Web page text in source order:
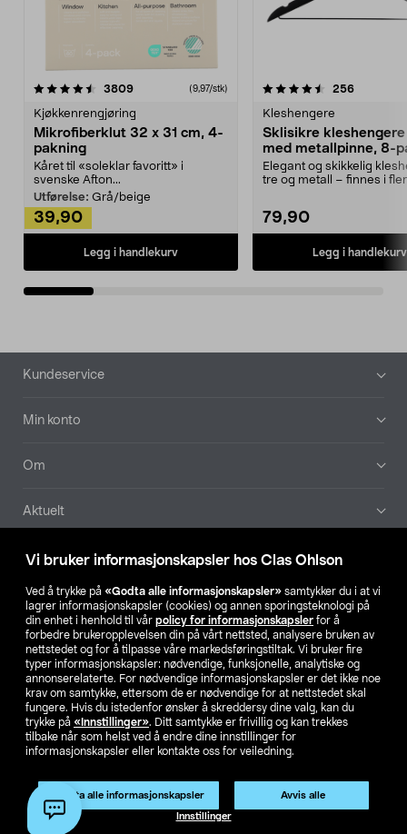
Vi bruker informasjonskapsler hos Clas Ohlson
Ved å trykke på «Godta alle informasjonskapsler» samtykker du i at vi
lagrer informasjonskapsler (cookies) og annen sporingsteknologi på
din enhet i henhold til vår policy for informasjonskapsler for å
forbedre brukeropplevelsen din på vårt nettsted, analysere bruken av
nettstedet og for å tilpasse våre markedsføringstiltak. Vi bruker fire
typer informasjonskapsler: nødvendige, funksjonelle, analytiske og
annonserelaterte. For nødvendige informasjonskapsler er det ikke noe
krav om samtykke, ettersom de er nødvendige for at nettstedet skal
fungere. Hvis du istedenfor ønsker å skreddersy dine valg, kan du
trykke på «Innstillinger». Ditt samtykke er frivillig og kan trekkes
tilbake når som helst ved å endre dine innstillinger for
informasjonskapsler eller kontakte oss for veiledning.
Godta alle informasjonskapsler Avvis alle
Innstillinger
Produktet har utgått
Artikkelnr.:51-2020
3809anmeldelser(9,97/stk)
Kjøkkenrengjøring
Mikrofiberklut 32 x 31 cm, 4-
pakning
Kåret til «soleklar favoritt» i
svenske Afton...
Utførelse: Grå/beige
39,90
Legg i handlekurv
4.5av 5 stjerner 256
Kleshengere
Sklisikre
med metallpinne, 8-
Elegant og skikkelig
tre og metall – finnes i
79,90
Legg i handlekurv
4.5av 5 stjerner
Bunntekst
Kundeservice
Min konto
Om
Aktuelt
Våre selskaper
Finn din butikk
SE NO FI
Endre til priser ekskl. moms